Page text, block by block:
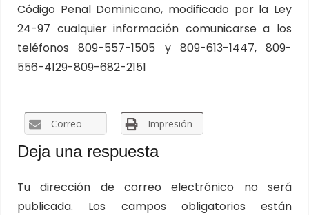
Código Penal Dominicano, modificado por la Ley
24-97 cualquier información comunicarse a los
teléfonos 809-557-1505 y 809-613-1447, 809-
556-4129-809-682-2151
Correo Impresión
Deja una respuesta
Tu dirección de correo electrónico no será
publicada.
Los campos obligatorios están